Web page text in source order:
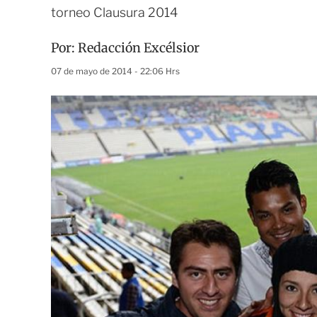
torneo Clausura 2014
Por: Redacción Excélsior
07 de mayo de 2014 - 22:06 Hrs